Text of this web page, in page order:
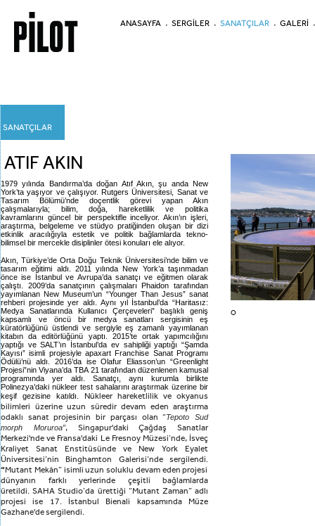
ANASAYFA SERGİLER SANATÇILAR GALERİ
SANATÇILAR
ATIF AKIN
1979 yılında Bandırma’da doğan Atıf Akın, şu anda New
York’ta yaşıyor ve çalışıyor. Rutgers Üniversitesi, Sanat ve
Tasarım Bölümü’nde doçentlik görevi yapan Akın
çalışmalarıyla; bilim, doğa, hareketlilik ve politika
kavramlarını güncel bir perspektifle inceliyor. Akın’ın işleri,
araştırma, belgeleme ve stüdyo pratiğinden oluşan bir dizi
etkinlik aracılığıyla estetik ve politik bağlamlarda tekno-
bilimsel bir mercekle disiplinler ötesi konuları ele alıyor.
Akın, Türkiye’de Orta Doğu Teknik Üniversitesi’nde bilim ve
tasarım eğitimi aldı. 2011 yılında New York’a taşınmadan
önce ise İstanbul ve Avrupa’da sanatçı ve eğitmen olarak
çalıştı. 2009’da sanatçının çalışmaları Phaidon tarafından
yayımlanan New Museum’un “Younger Than Jesus” sanat
rehberi projesinde yer aldı. Aynı yıl İstanbul’da “Haritasız:
Medya Sanatlarında Kullanıcı Çerçeveleri” başlıklı geniş
kapsamlı ve öncü bir medya sanatları sergisinin eş
küratörlüğünü üstlendi ve sergiyle eş zamanlı yayımlanan
kitabın da editörlüğünü yaptı. 2015’te ortak yapımcılığını
yaptığı ve SALT’ın İstanbul’da ev sahipliği yaptığı “Şamda
Kayısı” isimli projesiyle apaxart Franchise Sanat Programı
Ödülü’nü aldı. 2016’da ise Olafur Eliasson’un “Greenlight
Projesi”nin Viyana’da TBA 21 tarafından düzenlenen kamusal
programında yer aldı. Sanatçı, aynı kurumla birlikte
Polinezya’daki nükleer test sahalarını araştırmak üzerine bir
keşif gezisine katıldı. Nükleer hareketlilik ve okyanus
bilimleri üzerine uzun süredir devam eden araştırma
odaklı sanat projesinin bir parçası olan “Tepoto Sud
morph Moruroa”, Singapur'daki Çağdaş Sanatlar
Merkezi'nde ve Fransa'daki Le Fresnoy Müzesi’nde, İsveç
Kraliyet Sanat Enstitüsünde ve New York Eyalet
Üniversitesi’nin Binghamton Galerisi’nde sergilendi.
“Mutant Mekân” isimli uzun soluklu devam eden projesi
dünyanın farklı yerlerinde çeşitli bağlamlarda
üretildi. SAHA Studio’da ürettiği “Mutant Zaman” adlı
projesi ise 17. İstanbul Bienali kapsamında Müze
Gazhane'de sergilendi.
O